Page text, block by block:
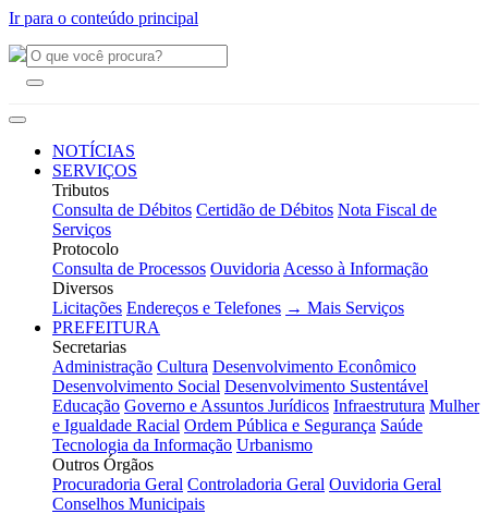
Ir para o conteúdo principal
NOTÍCIAS
SERVIÇOS
Tributos
Consulta de Débitos Certidão de Débitos Nota Fiscal de
Serviços
Protocolo
Consulta de Processos Ouvidoria Acesso à Informação
Diversos
Licitações Endereços e Telefones → Mais Serviços
PREFEITURA
Secretarias
Administração Cultura Desenvolvimento Econômico
Desenvolvimento Social Desenvolvimento Sustentável
Educação Governo e Assuntos Jurídicos Infraestrutura Mulher
e Igualdade Racial Ordem Pública e Segurança Saúde
Tecnologia da Informação Urbanismo
Outros Órgãos
Procuradoria Geral Controladoria Geral Ouvidoria Geral
Conselhos Municipais